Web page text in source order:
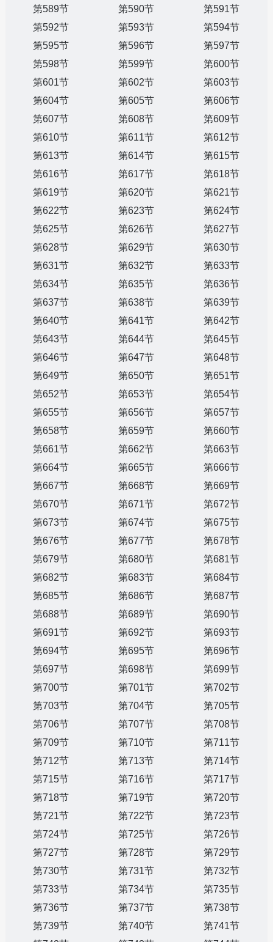
第589节
第590节
第591节
第592节
第593节
第594节
第595节
第596节
第597节
第598节
第599节
第600节
第601节
第602节
第603节
第604节
第605节
第606节
第607节
第608节
第609节
第610节
第611节
第612节
第613节
第614节
第615节
第616节
第617节
第618节
第619节
第620节
第621节
第622节
第623节
第624节
第625节
第626节
第627节
第628节
第629节
第630节
第631节
第632节
第633节
第634节
第635节
第636节
第637节
第638节
第639节
第640节
第641节
第642节
第643节
第644节
第645节
第646节
第647节
第648节
第649节
第650节
第651节
第652节
第653节
第654节
第655节
第656节
第657节
第658节
第659节
第660节
第661节
第662节
第663节
第664节
第665节
第666节
第667节
第668节
第669节
第670节
第671节
第672节
第673节
第674节
第675节
第676节
第677节
第678节
第679节
第680节
第681节
第682节
第683节
第684节
第685节
第686节
第687节
第688节
第689节
第690节
第691节
第692节
第693节
第694节
第695节
第696节
第697节
第698节
第699节
第700节
第701节
第702节
第703节
第704节
第705节
第706节
第707节
第708节
第709节
第710节
第711节
第712节
第713节
第714节
第715节
第716节
第717节
第718节
第719节
第720节
第721节
第722节
第723节
第724节
第725节
第726节
第727节
第728节
第729节
第730节
第731节
第732节
第733节
第734节
第735节
第736节
第737节
第738节
第739节
第740节
第741节